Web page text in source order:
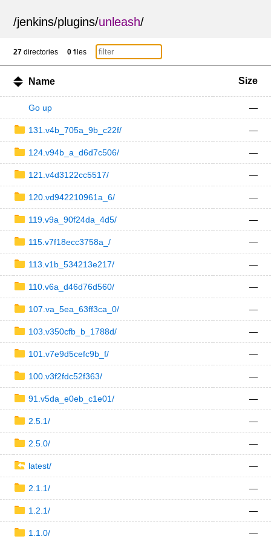
/jenkins/plugins/unleash/
27 directories 0 files
Name Size
Go up —
131.v4b_705a_9b_c22f/ —
124.v94b_a_d6d7c506/ —
121.v4d3122cc5517/ —
120.vd942210961a_6/ —
119.v9a_90f24da_4d5/ —
115.v7f18ecc3758a_/ —
113.v1b_534213e217/ —
110.v6a_d46d76d560/ —
107.va_5ea_63ff3ca_0/ —
103.v350cfb_b_1788d/ —
101.v7e9d5cefc9b_f/ —
100.v3f2fdc52f363/ —
91.v5da_e0eb_c1e01/ —
2.5.1/ —
2.5.0/ —
latest/ —
2.1.1/ —
1.2.1/ —
1.1.0/ —